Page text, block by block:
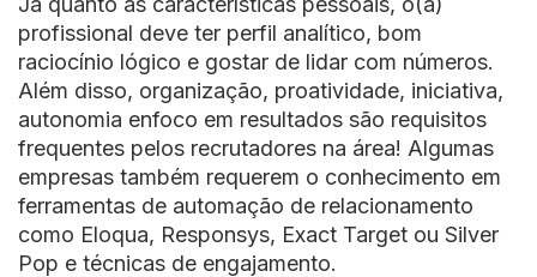
profissional deve ter perfil analítico, bom
raciocínio lógico e gostar de lidar com números.
Além disso, organização, proatividade, iniciativa,
autonomia enfoco em resultados são requisitos
frequentes pelos recrutadores na área! Algumas
empresas também requerem o conhecimento em
ferramentas de automação de relacionamento
como Eloqua, Responsys, Exact Target ou Silver
Pop e técnicas de engajamento.